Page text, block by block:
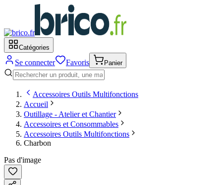
Catégories
Se connecter Favoris Panier
Accessoires Outils Multifonctions
Accueil
Outillage - Atelier et Chantier
Accessoires et Consommables
Accessoires Outils Multifonctions
Charbon
Pas d'image